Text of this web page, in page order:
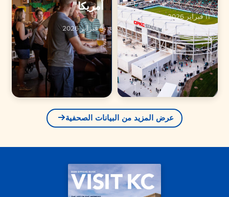
11 فبراير 2026
أمريكا"
5 فبراير 2026
عرض المزيد من البيانات الصحفية